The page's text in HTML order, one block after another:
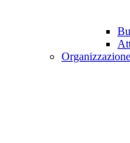
Organizzazione